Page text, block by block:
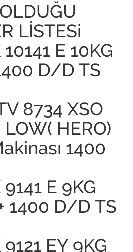
LİSTESi
E 10KG
D/D TS
8734 XSO
LOW( HERO)
1400
E 9KG
1400 D/D TS
EY 9KG